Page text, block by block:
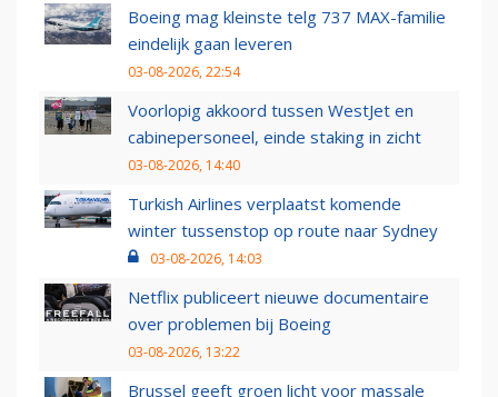
Boeing mag kleinste telg 737 MAX-familie
eindelijk gaan leveren
03-08-2026, 22:54
Voorlopig akkoord tussen WestJet en
cabinepersoneel, einde staking in zicht
03-08-2026, 14:40
Turkish Airlines verplaatst komende
winter tussenstop op route naar Sydney
03-08-2026, 14:03
Netflix publiceert nieuwe documentaire
over problemen bij Boeing
03-08-2026, 13:22
Brussel geeft groen licht voor massale